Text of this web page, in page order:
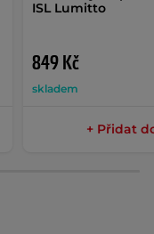
ISL Lumitto
849 Kč
skladem
+ Přidat